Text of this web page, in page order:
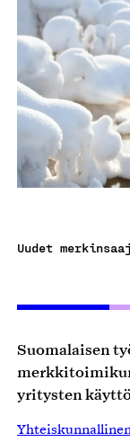
Uudet
Suomalaisen
yritysten